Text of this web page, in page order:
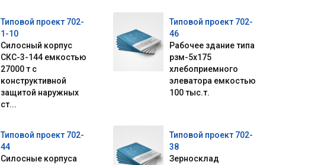
Типовой проект 702-
1-10
Силосный корпус
СКС-3-144 емкостью
27000 т с
конструктивной
защитой наружных
ст...
Типовой проект 702-
46
Рабочее здание типа
рзм-5х175
хлебоприемного
элеватора емкостью
100 тыс.т.
Типовой проект 702-
44
Силосные корпуса
Типовой проект 702-
38
Зерносклад